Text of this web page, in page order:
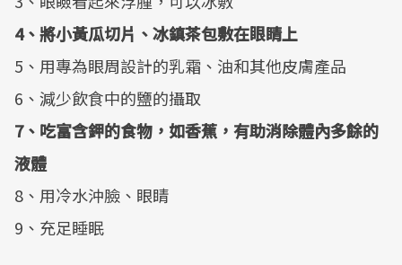
4、將小黃瓜切片、冰鎮茶包敷在眼睛上
5、用專為眼周設計的乳霜、油和其他皮膚產品
6、減少飲食中的鹽的攝取
7、吃富含鉀的食物，如香蕉，有助消除體內多餘的
液體
8、用冷水沖臉、眼睛
9、充足睡眠